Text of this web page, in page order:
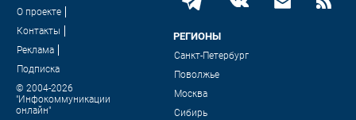
О проекте
Контакты
Реклама
Подписка
© 2004-2026
"Инфокоммуникации
онлайн"
РЕГИОНЫ
Санкт-Петербург
Поволжье
Москва
Сибирь